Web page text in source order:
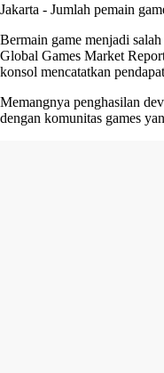
Jakarta - Jumlah pemain
Bermain game menjadi
Global Games Market
konsol mencatatkan
Memangnya penghasilan
dengan komunitas games